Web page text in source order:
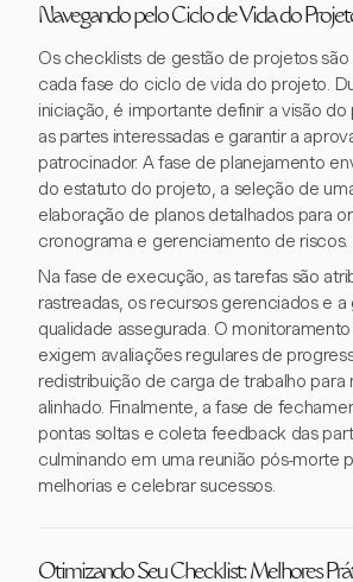
Navegando pelo Ciclo de Vida do
Os checklists de gestão de projetos
cada fase do ciclo de vida do projeto.
iniciação, é importante definir a visão
as partes interessadas e garantir a
patrocinador. A fase de planejamento
do estatuto do projeto, a seleção de
elaboração de planos detalhados para
cronograma e gerenciamento de riscos.
Na fase de execução, as tarefas são
rastreadas, os recursos gerenciados e a
qualidade assegurada. O
exigem avaliações regulares de
redistribuição de carga de trabalho para
alinhado. Finalmente, a fase de
pontas soltas e coleta feedback das
culminando em uma reunião pós-morte
melhorias e celebrar sucessos.
Otimizando Seu Checklist: Melhores